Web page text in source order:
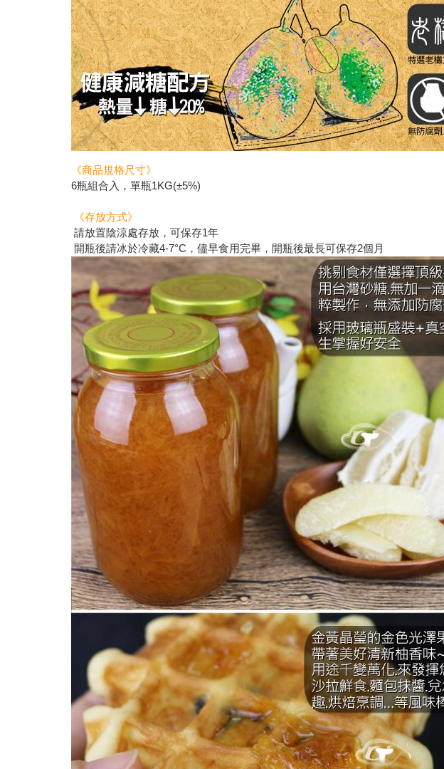
《商品規格尺寸》
6瓶組合入，單瓶1KG(±5%)
《存放方式》
請放置陰涼處存放，可保存1年
開瓶後請冰於冷藏4-7°C，儘早食用完畢，開瓶後最長可保存2個月